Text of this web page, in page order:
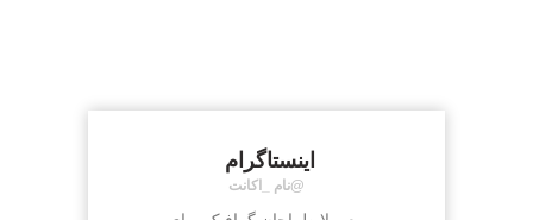
اینستاگرام
@نام _اکانت